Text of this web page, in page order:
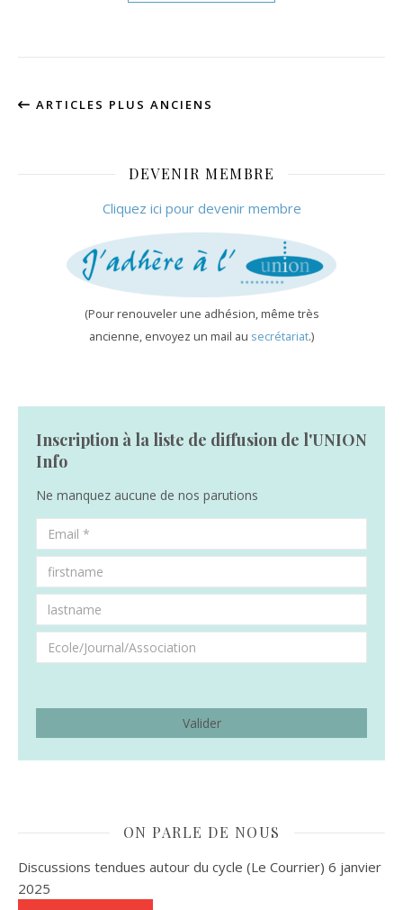
ARTICLES PLUS ANCIENS
DEVENIR MEMBRE
Cliquez ici pour devenir membre
(Pour renouveler une adhésion, même très
ancienne, envoyez un mail au secrétariat.)
Inscription à la liste de diffusion de l'UNION
Info
Ne manquez aucune de nos parutions
ON PARLE DE NOUS
Discussions tendues autour du cycle (Le Courrier) 6 janvier
2025